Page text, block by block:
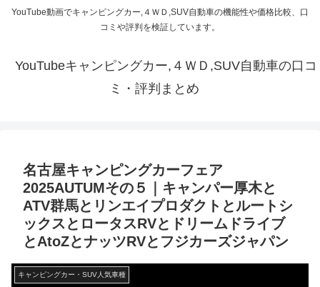
YouTube動画でキャンピングカー,４ＷＤ,SUV自動車の機能性や価格比較、口
コミや評判を検証しています。
YouTubeキャンピングカー,４ＷＤ,SUV自動車の口コ
ミ・評判まとめ
名古屋キャンピングカーフェア
2025AUTUMその５｜キャンパー厚木と
ATV群馬とリンエイプロダクトとルートシ
ックスとロータスRVとドリームドライブ
とAtoZとナッツRVとフジカーズジャパン
キャンピングカー・SUV人気車種